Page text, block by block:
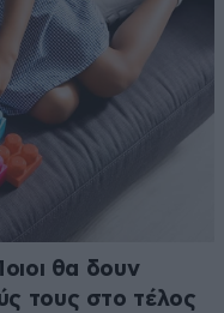
θα δουν
τους στο τέλος